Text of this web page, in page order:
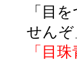
「目
せんぞ
「目